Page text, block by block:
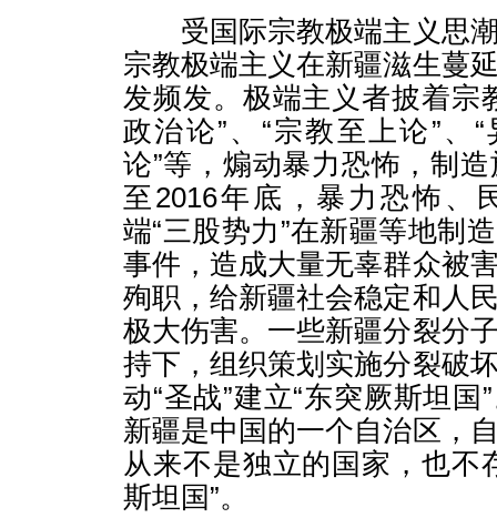
受国际宗教极端主义思潮
宗教极端主义在新疆滋生蔓
发频发。极端主义者披着宗
政治论”、“宗教至上论”、
论”等，煽动暴力恐怖，制
至2016年底，暴力恐怖、
端“三股势力”在新疆等地制
事件，造成大量无辜群众被
殉职，给新疆社会稳定和人
极大伤害。一些新疆分裂分
持下，组织策划实施分裂破
动“圣战”建立“东突厥斯坦
新疆是中国的一个自治区，
从来不是独立的国家，也不
斯坦国”。